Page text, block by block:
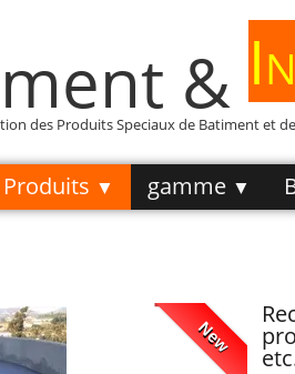
&
des Produits Speciaux de Batiment et
Produits ▼ gamme ▼
New